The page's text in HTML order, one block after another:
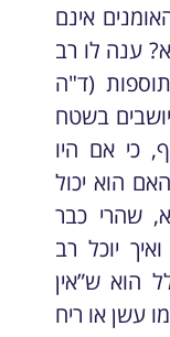
אינם
ענה לו רב
(ד"ה
בשטח
כי אם היו
הוא יכול
שהרי כבר
יוכל רב
הוא ש”אין
עשן או ריח